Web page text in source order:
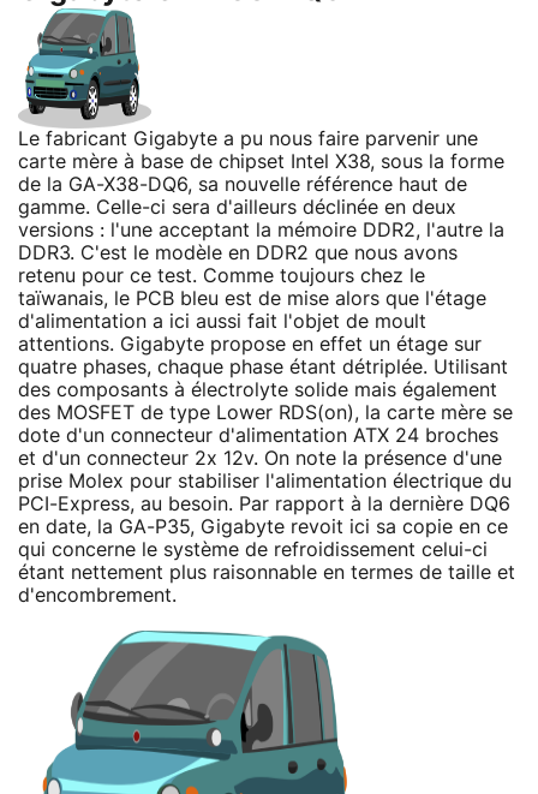
Le fabricant Gigabyte a pu nous faire parvenir une
carte mère à base de chipset Intel X38, sous la forme
de la GA-X38-DQ6, sa nouvelle référence haut de
gamme. Celle-ci sera d'ailleurs déclinée en deux
versions : l'une acceptant la mémoire DDR2, l'autre la
DDR3. C'est le modèle en DDR2 que nous avons
retenu pour ce test. Comme toujours chez le
taïwanais, le PCB bleu est de mise alors que l'étage
d'alimentation a ici aussi fait l'objet de moult
attentions. Gigabyte propose en effet un étage sur
quatre phases, chaque phase étant détriplée. Utilisant
des composants à électrolyte solide mais également
des MOSFET de type Lower RDS(on), la carte mère se
dote d'un connecteur d'alimentation ATX 24 broches
et d'un connecteur 2x 12v. On note la présence d'une
prise Molex pour stabiliser l'alimentation électrique du
PCI-Express, au besoin. Par rapport à la dernière DQ6
en date, la GA-P35, Gigabyte revoit ici sa copie en ce
qui concerne le système de refroidissement celui-ci
étant nettement plus raisonnable en termes de taille et
d'encombrement.